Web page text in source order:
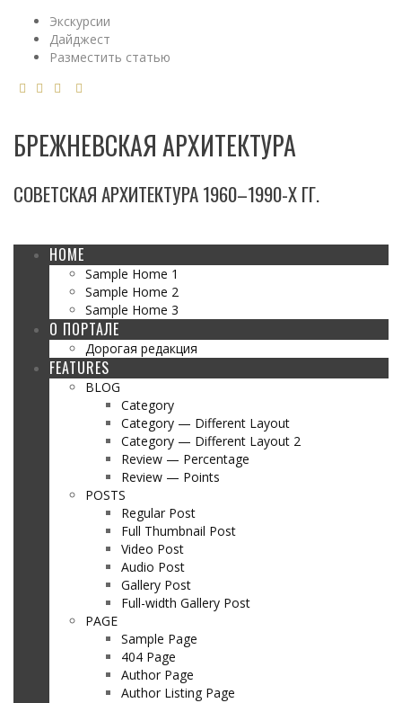
Экскурсии
Дайджест
Разместить статью
БРЕЖНЕВСКАЯ АРХИТЕКТУРА
СОВЕТСКАЯ АРХИТЕКТУРА 1960–1990-Х ГГ.
HOME
Sample Home 1
Sample Home 2
Sample Home 3
О ПОРТАЛЕ
Дорогая редакция
FEATURES
BLOG
Category
Category — Different Layout
Category — Different Layout 2
Review — Percentage
Review — Points
POSTS
Regular Post
Full Thumbnail Post
Video Post
Audio Post
Gallery Post
Full-width Gallery Post
PAGE
Sample Page
404 Page
Author Page
Author Listing Page